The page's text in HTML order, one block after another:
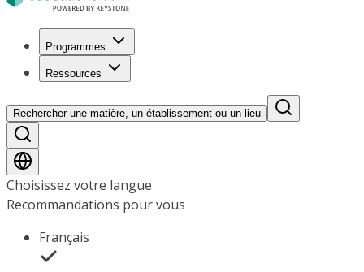
Programmes
Ressources
Rechercher une matière, un établissement ou un lieu
Choisissez votre langue
Recommandations pour vous
Français